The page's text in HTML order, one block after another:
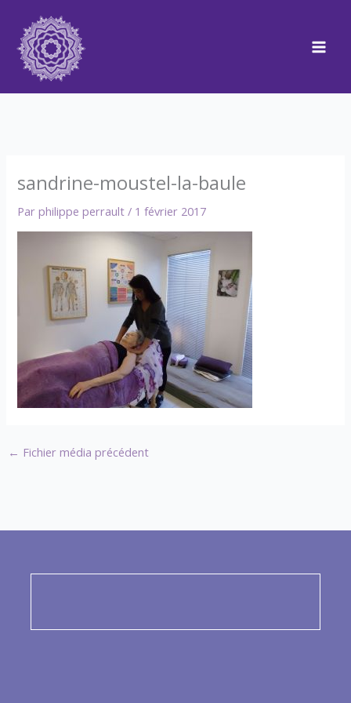
contenu
sandrine-moustel-la-baule
Parphilippe perrault/ 1 février 2017
← Fichier média précédent